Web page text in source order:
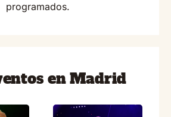
programados.
en Madrid